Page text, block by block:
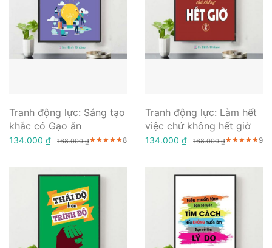
Tranh động lực: Sáng tạo
khắc có Gạo ăn
134.000 ₫ 168.000 ₫★★★★★
★★★★★
★★★★★8
Tranh động lực: Làm hết
việc chứ không hết giờ
134.000 ₫ 168.000 ₫★★★★★
★★★★★
★★★★★9